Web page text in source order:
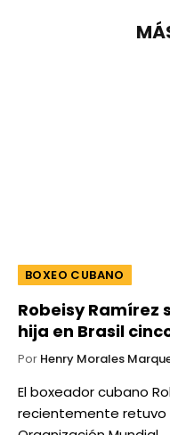
BOXEO CUBANO
Robeisy Ramírez
hija en Brasil
Por Henry Morales
El boxeador cubano
recientemente retuvo